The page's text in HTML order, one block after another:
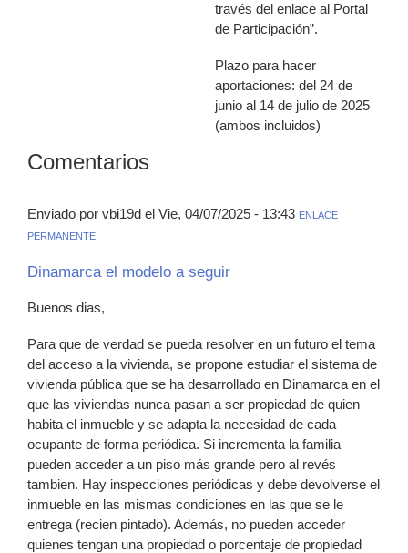
través del enlace al Portal
de Participación”.
Plazo para hacer
aportaciones: del 24 de
junio al 14 de julio de 2025
(ambos incluidos)
Comentarios
Enviado por vbi19d el Vie, 04/07/2025 - 13:43 ENLACE
PERMANENTE
Dinamarca el modelo a seguir
Buenos dias,
Para que de verdad se pueda resolver en un futuro el tema
del acceso a la vivienda, se propone estudiar el sistema de
vivienda pública que se ha desarrollado en Dinamarca en el
que las viviendas nunca pasan a ser propiedad de quien
habita el inmueble y se adapta la necesidad de cada
ocupante de forma periódica. Si incrementa la familia
pueden acceder a un piso más grande pero al revés
tambien. Hay inspecciones periódicas y debe devolverse el
inmueble en las mismas condiciones en las que se le
entrega (recien pintado). Además, no pueden acceder
quienes tengan una propiedad o porcentaje de propiedad